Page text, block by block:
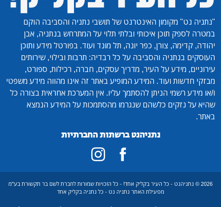
"נתניה נט" מקומון האינטרנט של תושבי נתניה והסביבה הוקם
במטרה לספק תוכן איכותי ובלתי תלוי על המתרחש בנתניה, אבן
יהודה, קדימה, צורן, כפר יונה, תל מונד ועוד. בפורטל מידע ותוכן
העוסקים בנתניה והסביבה על כל רבדיה: תרבות ובילוי, שירותים
עירוניים, מידע על העיר, מדריך עסקים, חברה, רכילות, ספורט,
מבזקי חדשות ועוד. המידע המופיע באתר זה אינו מהווה מידע משפטי
ו/או מידע רשמי הניתן להסתמך עליו. אין המערכת אחראית בצורה כל
שהיא על נזקים כלשהם שנגרמו מהסתמכות על המידע הנמצא
באתר.
נתניהנט ברשתות החברתיות
2026 © נתניהנט - כל העיר בקליק אחד! - כל הזכויות שמורות לחברת לשם בר תקשורת בע"מ
מפעילת האתר נתניה נט - כל נתניה בקליק אחד